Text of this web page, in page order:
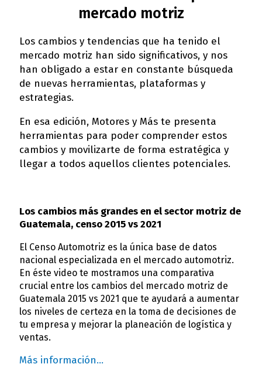
mercado motriz
Los cambios y tendencias que ha tenido el
mercado motriz han sido significativos, y nos
han obligado a estar en constante búsqueda
de nuevas herramientas, plataformas y
estrategias.
En esa edición, Motores y Más te presenta
herramientas para poder comprender estos
cambios y movilizarte de forma estratégica y
llegar a todos aquellos clientes potenciales.
Los cambios más grandes en el sector motriz de
Guatemala, censo 2015 vs 2021
El Censo Automotriz es la única base de datos
nacional especializada en el mercado automotriz.
En éste video te mostramos una comparativa
crucial entre los cambios del mercado motriz de
Guatemala 2015 vs 2021 que te ayudará a aumentar
los niveles de certeza en la toma de decisiones de
tu empresa y mejorar la planeación de logística y
ventas.
Más información…